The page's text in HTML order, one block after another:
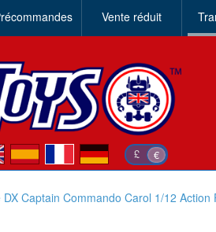
Vente réduit
£ €
es de
Captain Commando Carol 1/12 Action